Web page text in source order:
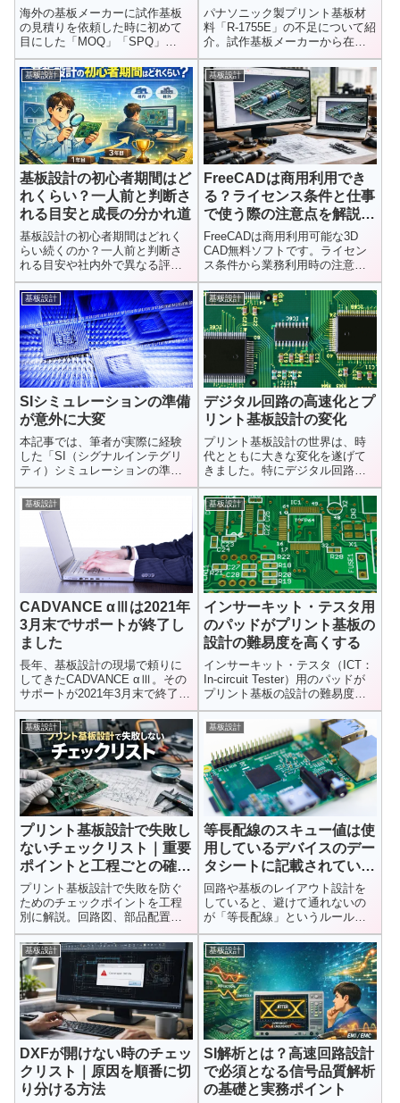
介
海外の基板メーカーに試作基板
の見積りを依頼した時に初めて
目にした「MOQ」「SPQ」
「SNP」という言葉。何のこと
かわか...
絡
パナソニック製プリント基板材
料「R-1755E」の不足について紹
介。試作基板メーカーから在庫
切れの連絡を受けた状況や、R-
1766不足との関係、基板材料供
給の現状について解説します。
基板設計
基板設計の初心者期間はど
れくらい？一人前と判断さ
れる目安と成長の分かれ道
基板設計の初心者期間はどれく
らい続くのか？一人前と判断さ
れる目安や社内外で異なる評価
基準、成長が早い人の共通点ま
で現場視点で解説します。
基板設計
FreeCADは商用利用でき
る？ライセンス条件と仕事
で使う際の注意点を解説
【3D CAD無料ソフト】
FreeCADは商用利用可能な3D
CAD無料ソフトです。ライセン
ス条件から業務利用時の注意
点、STEPデータ加工の実例まで
解説。cad 無料 商用利用で探し
ている方向け。
基板設計
SIシミュレーションの準備
が意外に大変
本記事では、筆者が実際に経験
した「SI（シグナルインテグリ
ティ）シミュレーションの準備
は想像以上に時間と手間がかか
る」と...
基板設計
デジタル回路の高速化とプ
リント基板設計の変化
プリント基板設計の世界は、時
代とともに大きな変化を遂げて
きました。特にデジタル回路の
高速化は、設計者に新しい課題
と学びを...
基板設計
CADVANCE αⅢは2021年
3月末でサポートが終了し
ました
長年、基板設計の現場で頼りに
してきたCADVANCE αⅢ。その
サポートが2021年3月末で終了し
ました。使い慣れたツー...
基板設計
インサーキット・テスタ用
のパッドがプリント基板の
設計の難易度を高くする
インサーキット・テスタ（ICT：
In-circuit Tester）用のパッドが
プリント基板の設計の難易度を
挙げる事について紹介していま
す。
基板設計
プリント基板設計で失敗し
ないチェックリスト｜重要
ポイントと工程ごとの確認
手順
プリント基板設計で失敗を防ぐ
ためのチェックポイントを工程
別に解説。回路図、部品配置、
配線、DRCまで実務で使えるチ
ェックリストを表形式で紹介。
初心者にもわかりやすく解説し
ます。
基板設計
等長配線のスキュー値は使
用しているデバイスのデー
タシートに記載されている
事が多い
回路や基板のレイアウト設計を
していると、避けて通れないの
が「等長配線」というルールで
す。複数の信号が同じタイミン
グで届く...
基板設計
DXFが開けない時のチェッ
クリスト｜原因を順番に切
り分ける方法
基板設計
SI解析とは？高速回路設計
で必須となる信号品質解析
の基礎と実務ポイント